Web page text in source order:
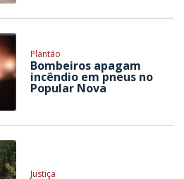
Plantão
Bombeiros apagam
incêndio em pneus no
Popular Nova
Justiça